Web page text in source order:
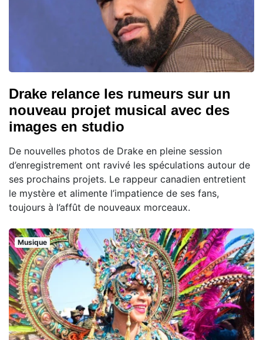
Drake relance les rumeurs sur un
nouveau projet musical avec des
images en studio
De nouvelles photos de Drake en pleine session
d’enregistrement ont ravivé les spéculations autour de
ses prochains projets. Le rappeur canadien entretient
le mystère et alimente l’impatience de ses fans,
toujours à l’affût de nouveaux morceaux.
Musique